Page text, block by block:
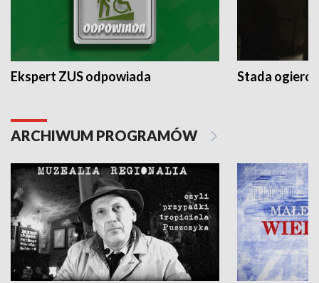
Ekspert ZUS odpowiada Stada
ARCHIWUM PROGRAMÓW